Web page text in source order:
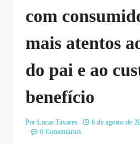
com
mais atentos
do pai e ao
benefício
Por Lucas Tavares
6 de agosto de
0 Comentários